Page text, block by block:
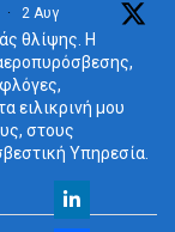
· 2 Αυγ
θλίψης. Η
ειλικρινή μου
στους
Υπηρεσία.